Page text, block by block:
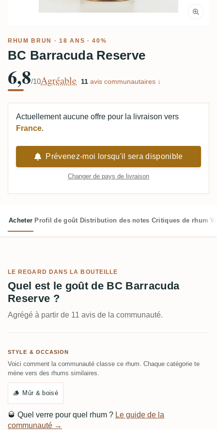
RHUM BRUN · 18 ANS · 40%
BC Barracuda Reserve
6,8/10Agréable · 11 avis communautaires ↓
Actuellement aucune offre pour la livraison vers
France.
Prévenez-moi lorsqu'il sera disponible
Changer de pays de livraison
Acheter Profil de goût Distribution des notes Critiques de rhum
LE REGARD DANS LA BOUTEILLE
Quel est le goût de BC Barracuda
Reserve ?
Agrégé à partir de 11 avis de la communauté.
STYLE & OCCASION
Voici comment la communauté classe ce rhum. Chaque catégorie te
mène vers des rhums similaires.
🪵 Mûr & boisé
🥃 Quel verre pour quel rhum ? Le guide de la
communauté →